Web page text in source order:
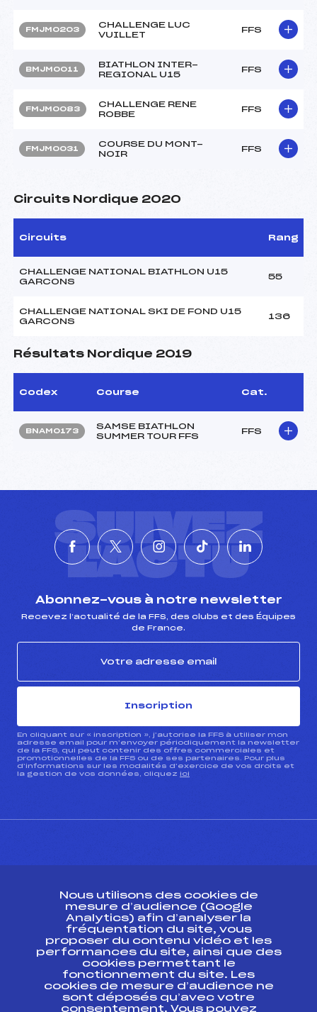
FMJM0203
CHALLENGE LUC
VUILLET
FFS
BMJM0011
BIATHLON INTER-
REGIONAL U15
FFS
FMJM0083
CHALLENGE RENE
ROBBE
FFS
FMJM0031
COURSE DU MONT-
NOIR
FFS
Circuits Nordique 2020
Circuits Rang
CHALLENGE NATIONAL BIATHLON U15
GARCONS
55
CHALLENGE NATIONAL SKI DE FOND U15
GARCONS
136
Résultats Nordique 2019
Codex Course Cat.
BNAM0173
SAMSE BIATHLON
SUMMER TOUR FFS
FFS
SUIVEZ
L'ACTU
Abonnez-vous à notre newsletter
Recevez l’actualité de la FFS, des clubs et des Équipes
de France.
Inscription
En cliquant sur « inscription », j’autorise la FFS à utiliser mon
adresse email pour m’envoyer périodiquement la newsletter
de la FFS, qui peut contenir des offres commerciales et
promotionnelles de la FFS ou de ses partenaires. Pour plus
d’informations sur les modalités d’exercice de vos droits et
la gestion de vos données, cliquez ici
ESPACE PRESSE
Ressources
Pass’Neige
Projet sportif fédéral
Projet de performance fédéral
Antidopage
Nous utilisons des cookies de
mesure d’audience (Google
Analytics) afin d’analyser la
fréquentation du site, vous
proposer du contenu vidéo et les
performances du site, ainsi que des
cookies permettant le
fonctionnement du site. Les
cookies de mesure d’audience ne
sont déposés qu’avec votre
consentement. Vous pouvez